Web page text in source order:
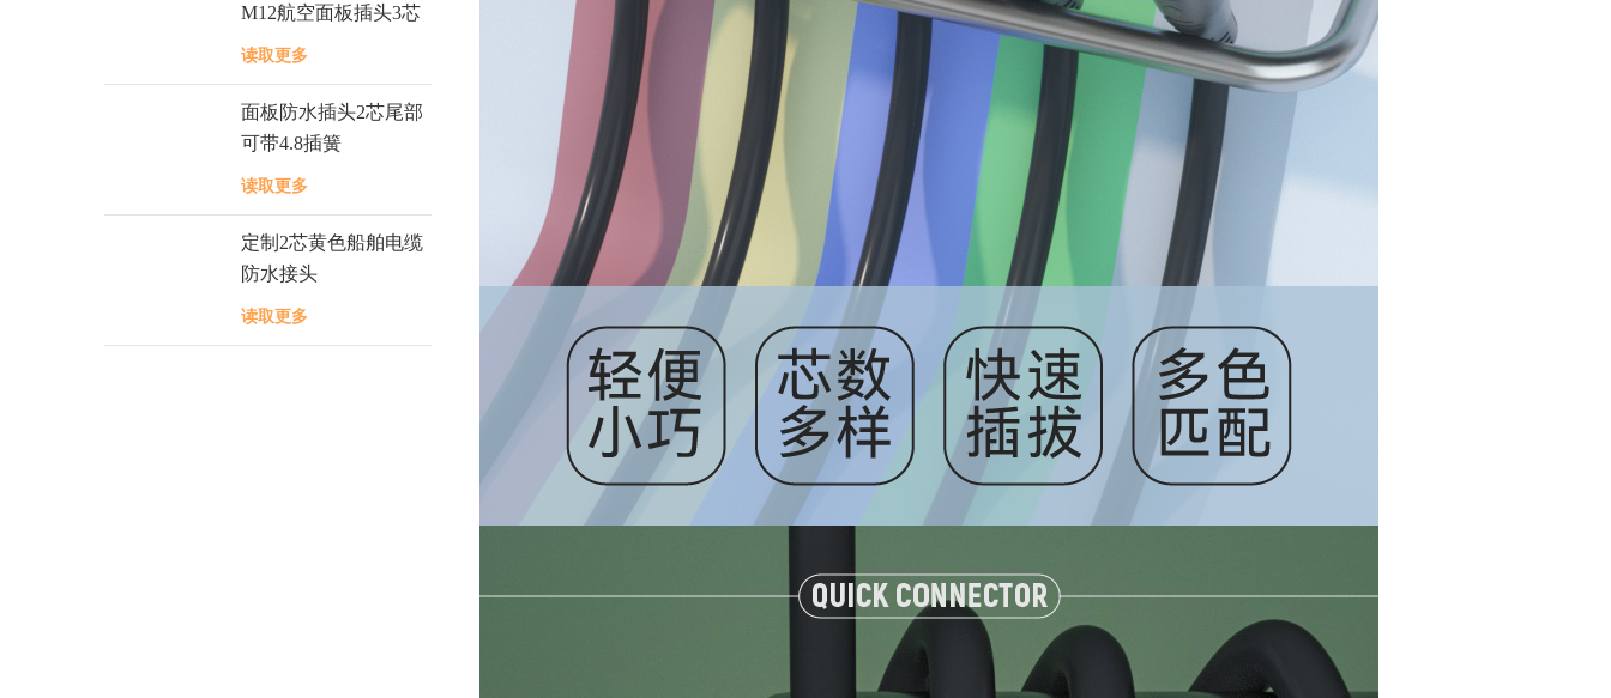
M12航空面板插头3芯
读取更多
面板防水插头2芯尾部
可带4.8插簧
读取更多
定制2芯黄色船舶电缆
防水接头
读取更多